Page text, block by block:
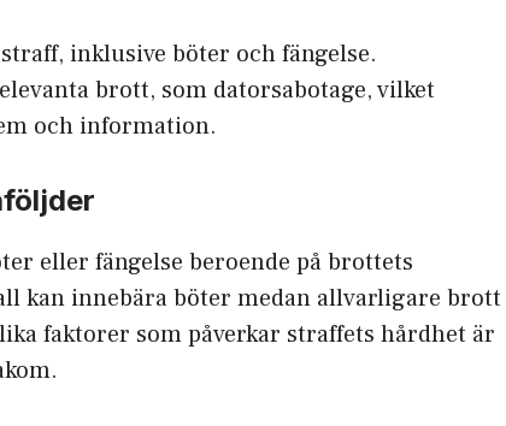
inklusive böter och fängelse.
brott, som datorsabotage, vilket
och information.
eller fängelse beroende på brottets
kan innebära böter medan allvarligare brott
faktorer som påverkar straffets hårdhet är